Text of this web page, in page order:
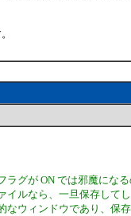
グが ON では邪魔になる
イルなら、一旦保存して
ウィンドウであり、保存